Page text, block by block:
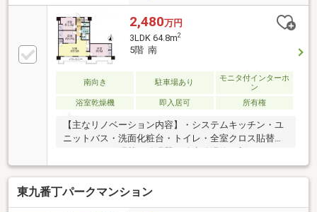
2,480万円
3LDK 64.8m2
5階 南
南向き 駐車場あり
モニタ付インターホ
ン
浴室乾燥機
即入居可 所有権
【主なリノベーション内容】・システムキッチン・ユ
ニットバス・洗面化粧台・トイレ・全室クロス貼替・
ズボックス・建具・照明器具・和室→洋室へ変更 他
☆+☆+☆+☆+☆+☆+☆+☆+☆+☆【ご成約特典】対
象物件をご契約のお客様へ『選べる家電』いずれか1
点をプレゼント！詳しくはお気軽にお問い合わせくだ
東九番丁パークマンション